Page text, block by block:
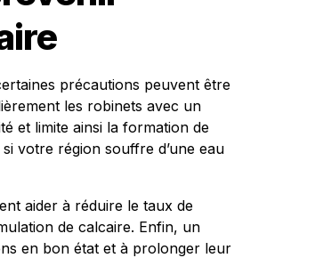
précautions peuvent être
les robinets avec un
et limite ainsi la formation de
votre région souffre d’une eau
aider à réduire le taux de
de calcaire. Enfin, un
en bon état et à prolonger leur